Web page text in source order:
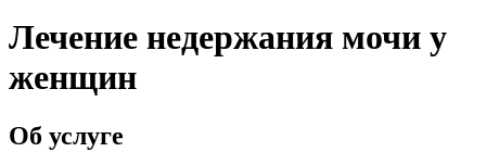
Лечение недержания мочи у
женщин
Об услуге